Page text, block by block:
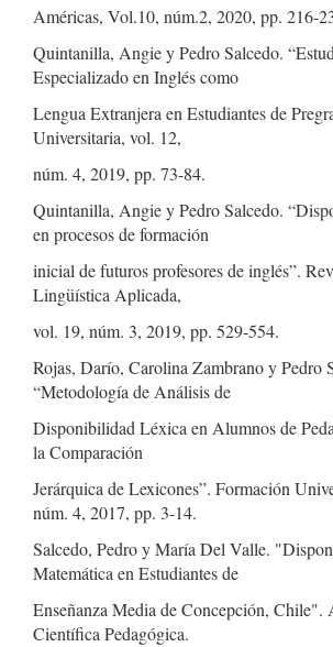
Américas, Vol.10, núm.2, 2020, pp. 216-
Quintanilla, Angie y Pedro Salcedo.
Especializado en Inglés como
Lengua Extranjera en Estudiantes de
Universitaria, vol. 12,
núm. 4, 2019, pp. 73-84.
Quintanilla, Angie y Pedro Salcedo.
en procesos de formación
inicial de futuros profesores de inglés”.
Lingüística Aplicada,
vol. 19, núm. 3, 2019, pp. 529-554.
Rojas, Darío, Carolina Zambrano y Pedro
“Metodología de Análisis de
Disponibilidad Léxica en Alumnos de
la Comparación
Jerárquica de Lexicones”. Formación
núm. 4, 2017, pp. 3-14.
Salcedo, Pedro y María Del Valle.
Matemática en Estudiantes de
Enseñanza Media de Concepción, Chile".
Científica Pedagógica.